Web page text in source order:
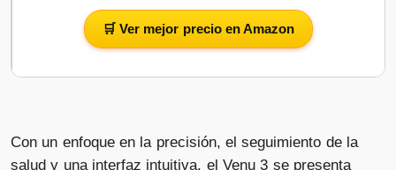
🛒 Ver mejor precio en Amazon
Con un enfoque en la precisión, el seguimiento de la
salud y una interfaz intuitiva, el Venu 3 se presenta